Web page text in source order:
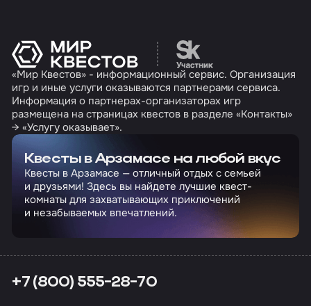
Перейти на сайт
«Мир Квестов» - информационный сервис. Организация
игр и иные услуги оказываются партнерами сервиса.
Информация о партнерах-организаторах игр
размещена на страницах квестов в разделе «Контакты»
→ «Услугу оказывает».
Квесты в Арзамасе на любой вкус
Квесты в Арзамасе — отличный отдых с семьей
и друзьями! Здесь вы найдете лучшие квест-
комнаты для захватывающих приключений
и незабываемых впечатлений.
+7 (800) 555-28-70